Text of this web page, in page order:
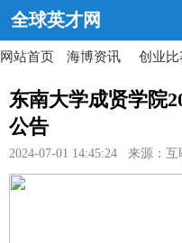
全球英才网
网站首页 海博资讯 创业比
东南大学成贤学院
公告
2024-07-01 14:45:24 来源：